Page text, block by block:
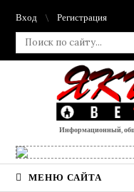
Вход Регистрация
Информационный,
МЕНЮ САЙТА